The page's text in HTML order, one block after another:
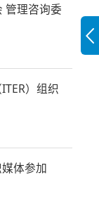
管理咨询委
）组织
体参加